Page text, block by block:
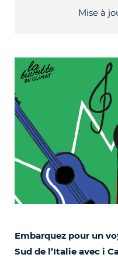
Mise à
Embarquez pour un
Sud de l’Italie avec i